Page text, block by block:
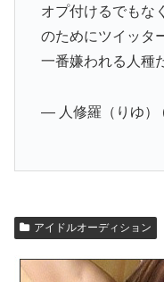
オプ付けるでもな
のためにツイッタ
一番嫌われる人種
— 人修羅（りゆ）
アイドルオーディション